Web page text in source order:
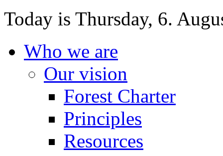
Today is Thursday, 6.
Who we are
Our vision
Forest Charter
Principles
Resources